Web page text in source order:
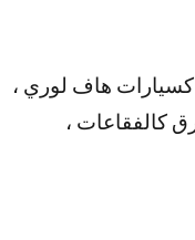
كسيارات هاف لوري ،
كالفقاعات ،